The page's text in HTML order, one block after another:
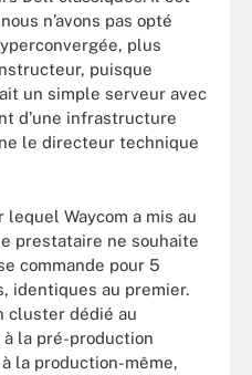
n’avons pas opté
plus
puisque
un simple serveur avec
d’une infrastructure
le directeur technique
Waycom a mis au
prestataire ne souhaite
commande pour 5
identiques au premier.
cluster dédié au
la pré-production
la production-même,